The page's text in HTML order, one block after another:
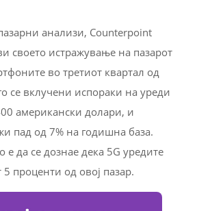
анализи, Counterpoint
своето истражување на пазарот
во третиот квартал од
се вклучени испораки на уреди
американски долари, и
пад од 7% на годишна база.
е да се дознае дека 5G уредите
5 проценти од овој пазар.